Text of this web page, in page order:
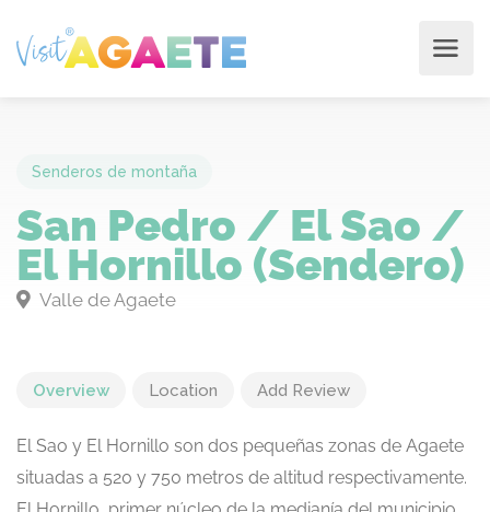
Senderos de montaña
San Pedro / El Sao /
El Hornillo (Sendero)
Valle de Agaete
Overview Location Add Review
El Sao y El Hornillo son dos pequeñas zonas de Agaete
situadas a 520 y 750 metros de altitud respectivamente.